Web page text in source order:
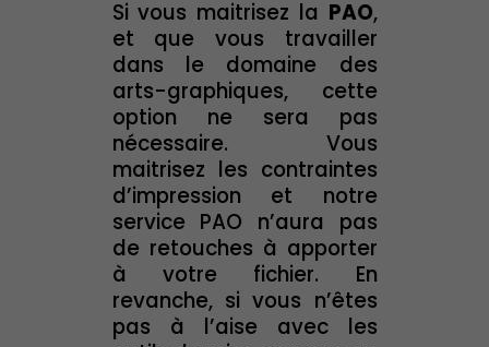
Si vous maitrisez la PAO,
et que vous travailler
dans le domaine des
arts-graphiques, cette
option ne sera pas
nécessaire. Vous
maitrisez les contraintes
d’impression et notre
service PAO n’aura pas
de retouches à apporter
à votre fichier. En
revanche, si vous n’êtes
pas à l’aise avec les